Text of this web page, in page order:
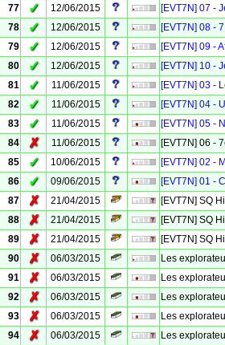
77
✓ 12/06/2015
[EVT7N] 07 -
78
✓ 12/06/2015
[EVT7N] 08 -
79
✓ 12/06/2015
[EVT7N] 09 -
80
✓ 12/06/2015
[EVT7N] 10 -
81
✓ 11/06/2015
[EVT7N] 03 -
82
✓ 11/06/2015
[EVT7N] 04 -
83
✓ 11/06/2015
[EVT7N] 05 -
84
✗ 11/06/2015
[EVT7N] 06 -
85
✓ 10/06/2015
[EVT7N] 02 -
86
✓ 09/06/2015
[EVT7N] 01 -
87
✗ 21/04/2015
[EVT7N] SQ
88
✗ 21/04/2015
[EVT7N] SQ
89
✗ 21/04/2015
[EVT7N] SQ
90
✗ 06/03/2015
Les
91
✗ 06/03/2015
Les
92
✗ 06/03/2015
Les
93
✗ 06/03/2015
Les
94
✗ 06/03/2015
Les